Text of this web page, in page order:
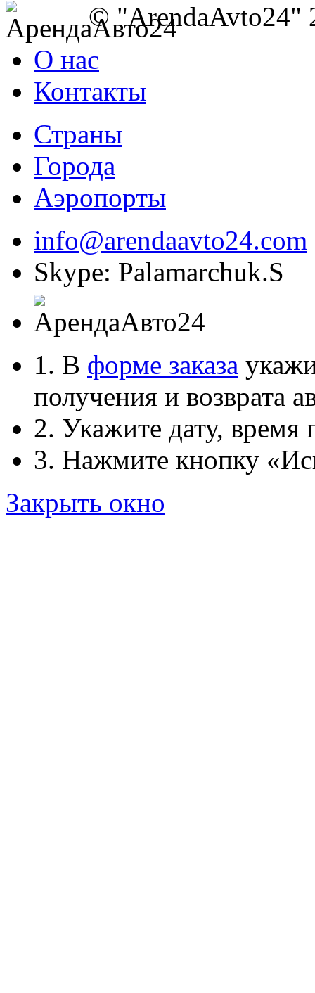
© "ArendaAvto24"
О нас
Контакты
Страны
Города
Аэропорты
info@arendaavto24.com
Skype: Palamarchuk.S
1. В форме заказа
получения и возврата
2. Укажите дату, время
3. Нажмите кнопку
Закрыть окно